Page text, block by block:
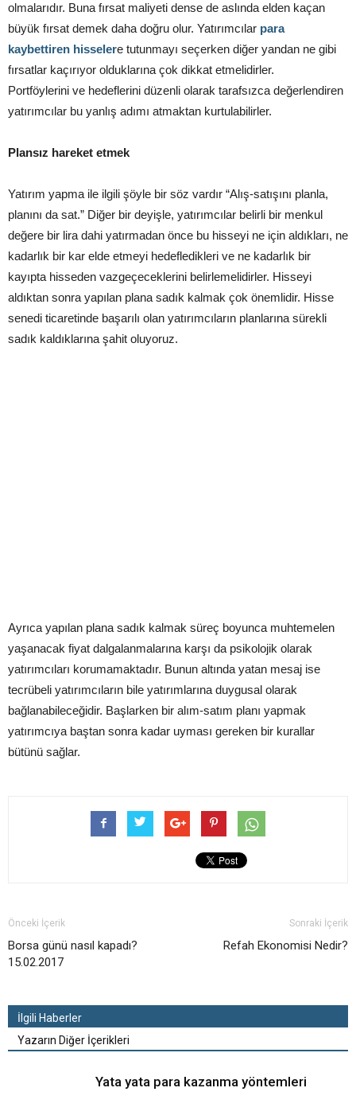
olmalarıdır. Buna fırsat maliyeti dense de aslında elden kaçan
büyük fırsat demek daha doğru olur. Yatırımcılar para
kaybettiren hisselere tutunmayı seçerken diğer yandan ne gibi
fırsatlar kaçırıyor olduklarına çok dikkat etmelidirler.
Portföylerini ve hedeflerini düzenli olarak tarafsızca değerlendiren
yatırımcılar bu yanlış adımı atmaktan kurtulabilirler.
Plansız hareket etmek
Yatırım yapma ile ilgili şöyle bir söz vardır “Alış-satışını planla,
planını da sat.” Diğer bir deyişle, yatırımcılar belirli bir menkul
değere bir lira dahi yatırmadan önce bu hisseyi ne için aldıkları, ne
kadarlık bir kar elde etmeyi hedefledikleri ve ne kadarlık bir
kayıpta hisseden vazgeçeceklerini belirlemelidirler. Hisseyi
aldıktan sonra yapılan plana sadık kalmak çok önemlidir. Hisse
senedi ticaretinde başarılı olan yatırımcıların planlarına sürekli
sadık kaldıklarına şahit oluyoruz.
Ayrıca yapılan plana sadık kalmak süreç boyunca muhtemelen
yaşanacak fiyat dalgalanmalarına karşı da psikolojik olarak
yatırımcıları korumamaktadır. Bunun altında yatan mesaj ise
tecrübeli yatırımcıların bile yatırımlarına duygusal olarak
bağlanabileceğidir. Başlarken bir alım-satım planı yapmak
yatırımcıya baştan sonra kadar uyması gereken bir kurallar
bütünü sağlar.
Önceki İçerik
Borsa günü nasıl kapadı?
15.02.2017
Sonraki İçerik
Refah Ekonomisi Nedir?
İlgili Haberler
Yazarın Diğer İçerikleri
Yata yata para kazanma yöntemleri